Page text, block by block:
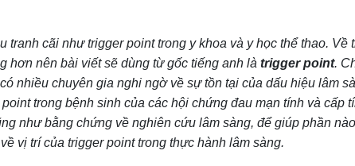
cãi như trigger point trong y khoa và y học thể thao.
hơn nên bài viết sẽ dùng từ gốc tiếng anh là trigger point.
nhiều chuyên gia nghi ngờ về sự tồn tại của dấu hiệu lâm
trong bệnh sinh của các hội chứng đau mạn tính và cấp
như bằng chứng về nghiên cứu lâm sàng, để giúp phần
vị trí của trigger point trong thực hành lâm sàng.